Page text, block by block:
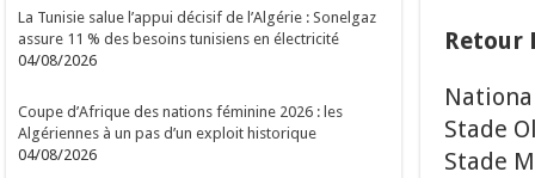
Retour
Stade
Stade
La Tunisie salue l’appui décisif de l’Algérie : Sonelgaz
assure 11 % des besoins tunisiens en électricité
04/08/2026
Coupe d’Afrique des nations féminine 2026 : les
Algériennes à un pas d’un exploit historique
04/08/2026